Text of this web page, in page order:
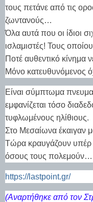
τους πετάνε από τις
ζωντανούς…
Όλα αυτά που οι ίδιοι
ισλαμιστές! Τους
Ποτέ αυθεντικό κίνημα
Μόνο κατευθυνόμενος
Είναι σύμπτωμα
εμφανίζεται τόσο
τυφλωμένους ηλίθιους.
Στο Μεσαίωνα έκαιγαν
Τώρα κραυγάζουν υπέρ
όσους τους πολεμούν…
https://lastpoint.gr/
(Αναρτήθηκε από τον